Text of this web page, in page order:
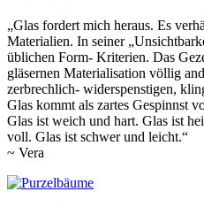
„Glas fordert mich heraus. Es
Materialien. In seiner
üblichen Form- Kriterien. Das
gläsernen Materialisation völlig
zerbrechlich- widerspenstigen,
Glas kommt als zartes Gespinnst
Glas ist weich und hart. Glas ist
voll. Glas ist schwer und leicht.“
~ Vera